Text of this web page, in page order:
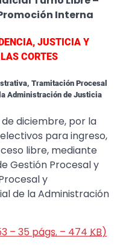
Interna
JUSTICIA Y
CORTES
Tramitación Procesal
Administración de Justicia
diciembre, por la
para ingreso,
libre, mediante
Gestión Procesal y
y
de la Administración
– 35 págs. – 474 KB)